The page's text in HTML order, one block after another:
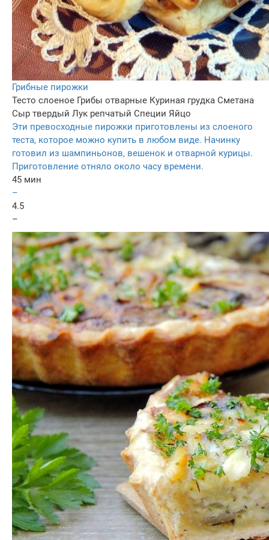
Грибные пирожки
Тесто слоеное Грибы отварные Куриная грудка Сметана
Сыр твердый Лук репчатый Специи Яйцо
Эти превосходные пирожки приготовлены из слоеного
теста, которое можно купить в любом виде. Начинку
готовил из шампиньонов, вешенок и отварной курицы.
Приготовление отняло около часу времени.
45 мин
–
4.5
–